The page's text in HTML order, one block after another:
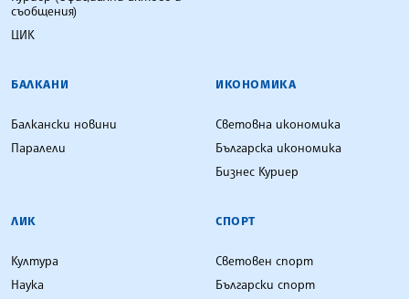
съобщения)
ЦИК
БАЛКАНИ
Балкански новини
Паралели
ИКОНОМИКА
Световна икономика
Българска икономика
Бизнес Куриер
ЛИК
Култура
Наука
СПОРТ
Световен спорт
Български спорт